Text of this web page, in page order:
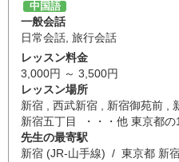
中国語
一般会話
日常会話, 旅行会話
レッスン料金
3,000円 ～ 3,500円
レッスン場所
新宿 , 西武新宿 , 新宿御苑前 ,
新宿五丁目 ・・・他 東京都の
先生の最寄駅
新宿 (JR-山手線) / 東京都 新